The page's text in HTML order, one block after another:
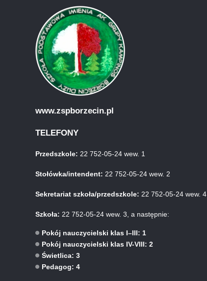
www.zspborzecin.pl
TELEFONY
Przedszkole: 22 752-05-24 wew. 1
Stołówka/intendent: 22 752-05-24 wew. 2
Sekretariat szkoła/przedszkole: 22 752-05-24 wew. 4
Szkoła: 22 752-05-24 wew. 3, a następnie:
Pokój nauczycielski klas I–III: 1
Pokój nauczycielski klas IV-VIII: 2
Świetlica: 3
Pedagog: 4